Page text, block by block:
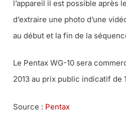
l’appareil il est possible après
d’extraire une photo d’une
au début et la fin de la
Le Pentax WG-10 sera
2013 au prix public indicatif de
Source : Pentax